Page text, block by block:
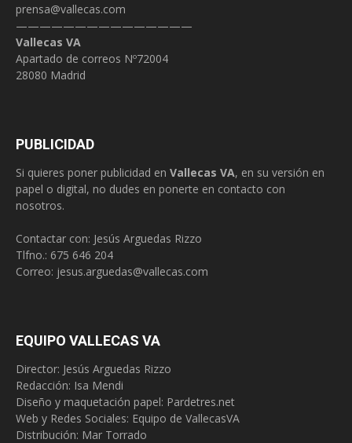
prensa@vallecas.com
———————————————
Vallecas VA
Apartado de correos Nº72004
28080 Madrid
PUBLICIDAD
Si quieres poner publicidad en Vallecas VA, en su versión en
papel o digital, no dudes en ponerte en contacto con
nosotros.
Contactar con: Jesús Arguedas Rizzo
Tlfno.: 675 646 204
Correo: jesus.arguedas@vallecas.com
EQUIPO VALLECAS VA
Director: Jesús Arguedas Rizzo
Redacción: Isa Mendi
Diseño y maquetación papel: Pardetres.net
Web y Redes Sociales: Equipo de VallecasVA
Distribución: Mar Torrado